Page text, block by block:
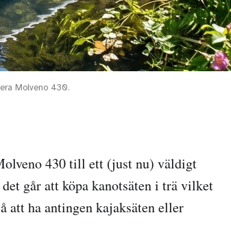
Molveno 430.
430 till ett (just nu) väldigt
går att köpa kanotsäten i trä vilket
att ha antingen kajaksäten eller